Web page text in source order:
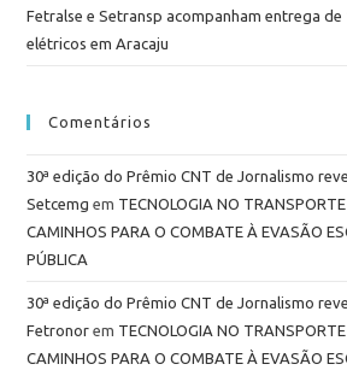
Fetralse e Setransp acompanham entrega de
elétricos em Aracaju
Comentários
30ª edição do Prêmio CNT de Jornalismo
Setcemg em TECNOLOGIA NO
CAMINHOS PARA O COMBATE À EVASÃO
PÚBLICA
30ª edição do Prêmio CNT de Jornalismo
Fetronor em TECNOLOGIA NO
CAMINHOS PARA O COMBATE À EVASÃO